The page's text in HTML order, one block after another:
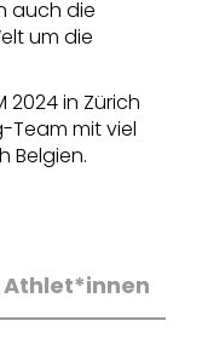
auch die
um die
2024 in Zürich
Team mit viel
Belgien.
Athlet*innen